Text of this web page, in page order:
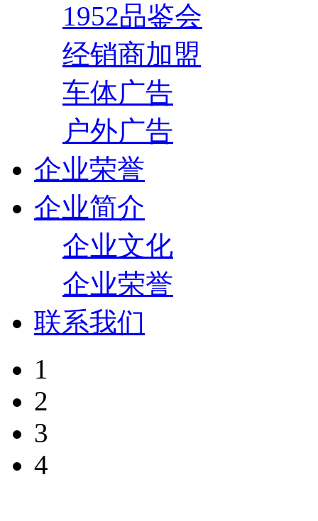
1952品鉴会
经销商加盟
车体广告
户外广告
企业荣誉
企业简介
企业文化
企业荣誉
联系我们
1
2
3
4